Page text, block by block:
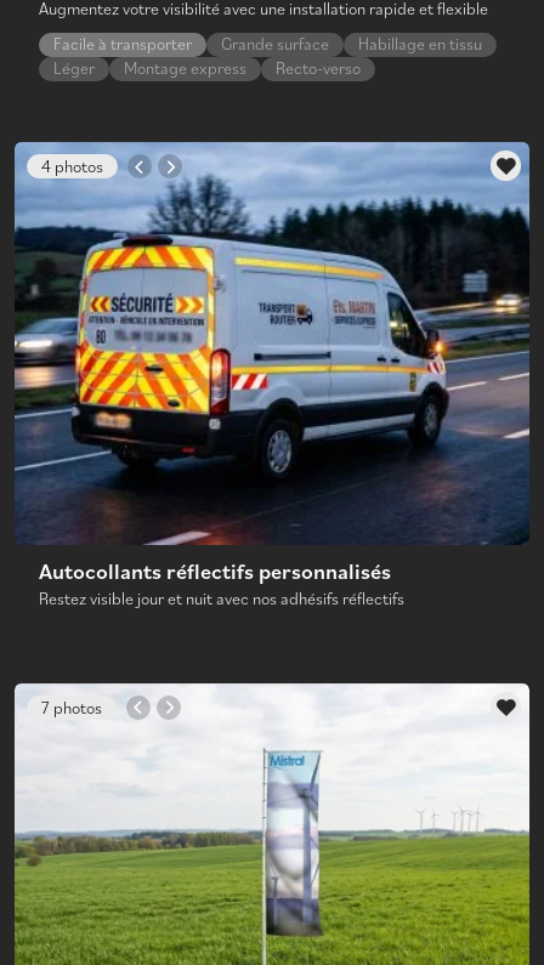
Augmentez votre visibilité avec une installation rapide et flexible
Facile à transporter
Grande surface
Habillage en tissu
Léger
Montage express Recto-verso
4 photos
Autocollants réflectifs personnalisés
Restez visible jour et nuit avec nos adhésifs réflectifs
7 photos